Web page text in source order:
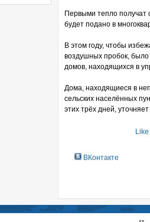
Первыми тепло получат
будет подано в
В этом году, чтобы
воздушных пробок,
домов, находящихся в
Дома, находящиеся в
сельских населённых
этих трёх дней,
Like
ВКонтакте